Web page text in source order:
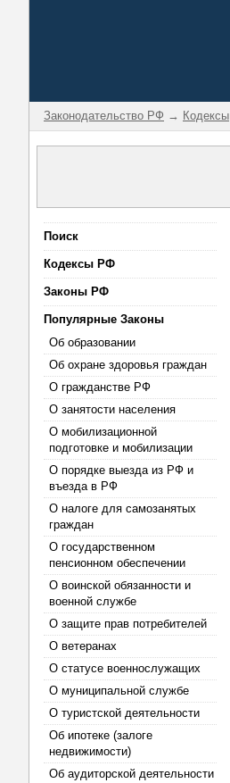
Законодательство РФ → Кодексы
Поиск
Кодексы РФ
Законы РФ
Популярные Законы
Об образовании
Об охране здоровья граждан
О гражданстве РФ
О занятости населения
О мобилизационной
подготовке и мобилизации
О порядке выезда из РФ и
въезда в РФ
О налоге для самозанятых
граждан
О государственном
пенсионном обеспечении
О воинской обязанности и
военной службе
О защите прав потребителей
О ветеранах
О статусе военнослужащих
О муниципальной службе
О туристской деятельности
Об ипотеке (залоге
недвижимости)
Об аудиторской деятельности